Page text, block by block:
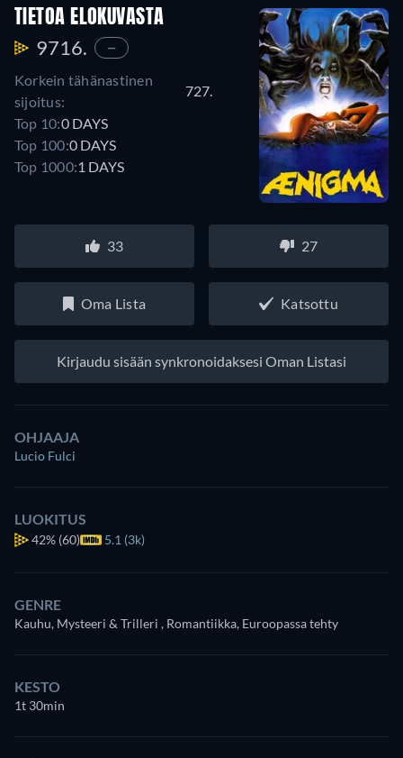
TIETOA ELOKUVASTA
9716. —
Korkein tähänastinen
sijoitus:
727.
Top 10:0 DAYS
Top 100:0 DAYS
Top 1000:1 DAYS
33 27
Oma Lista Katsottu
Kirjaudu sisään synkronoidaksesi Oman Listasi
OHJAAJA
Lucio Fulci
LUOKITUS
42% (60) 5.1 (3k)
GENRE
Kauhu, Mysteeri & Trilleri , Romantiikka, Euroopassa tehty
KESTO
1t 30min